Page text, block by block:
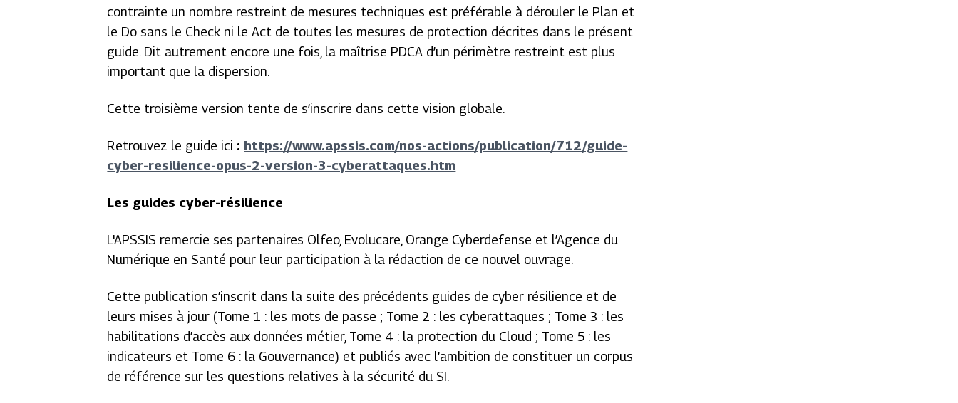
contrainte un nombre restreint de mesures techniques est préférable à dérouler le Plan et
le Do sans le Check ni le Act de toutes les mesures de protection décrites dans le présent
guide. Dit autrement encore une fois, la maîtrise PDCA d’un périmètre restreint est plus
important que la dispersion.
Cette troisième version tente de s’inscrire dans cette vision globale.
Retrouvez le guide ici : https://www.apssis.com/nos-actions/publication/712/guide-
cyber-resilience-opus-2-version-3-cyberattaques.htm
Les guides cyber-résilience
L'APSSIS remercie ses partenaires Olfeo, Evolucare, Orange Cyberdefense et l’Agence du
Numérique en Santé pour leur participation à la rédaction de ce nouvel ouvrage.
Cette publication s’inscrit dans la suite des précédents guides de cyber résilience et de
leurs mises à jour (Tome 1 : les mots de passe ; Tome 2 : les cyberattaques ; Tome 3 : les
habilitations d’accès aux données métier, Tome 4 : la protection du Cloud ; Tome 5 : les
indicateurs et Tome 6 : la Gouvernance) et publiés avec l’ambition de constituer un corpus
de référence sur les questions relatives à la sécurité du SI.